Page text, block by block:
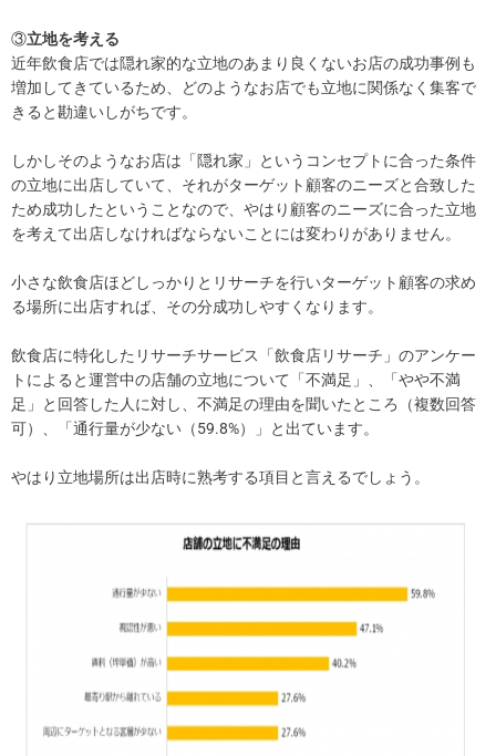
③立地を考える
近年飲食店では隠れ家的な立地のあまり良くないお店の成功事例も
増加してきているため、どのようなお店でも立地に関係なく集客で
きると勘違いしがちです。
しかしそのようなお店は「隠れ家」というコンセプトに合った条件
の立地に出店していて、それがターゲット顧客のニーズと合致した
ため成功したということなので、やはり顧客のニーズに合った立地
を考えて出店しなければならないことには変わりがありません。
小さな飲食店ほどしっかりとリサーチを行いターゲット顧客の求め
る場所に出店すれば、その分成功しやすくなります。
飲食店に特化したリサーチサービス「飲食店リサーチ」のアンケー
トによると運営中の店舗の立地について「不満足」、「やや不満
足」と回答した人に対し、不満足の理由を聞いたところ（複数回答
可）、「通行量が少ない（59.8%）」と出ています。
やはり立地場所は出店時に熟考する項目と言えるでしょう。